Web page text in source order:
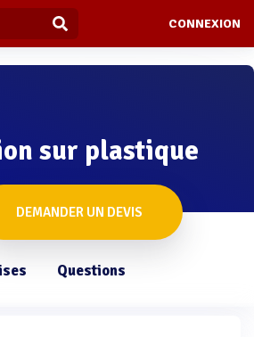
CONNEXION
sur plastique
DEMANDER UN DEVIS
Questions